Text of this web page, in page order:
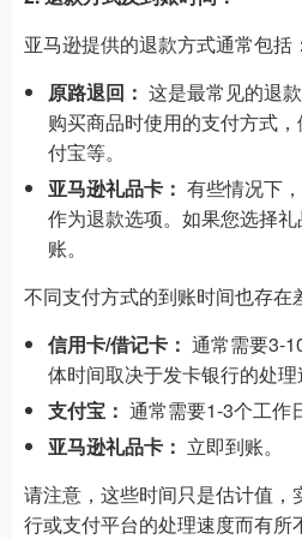
亚马逊提供的退款方式通常包括：
原路退回： 这是最常见的退
购买商品时使用的支付方式
付宝等。
亚马逊礼品卡： 有些情况下
作为退款选项。如果您选择
账。
不同支付方式的到账时间也存在
信用卡/借记卡： 通常需要3-
体时间取决于发卡银行的处理
支付宝： 通常需要1-3个工作
亚马逊礼品卡： 立即到账。
请注意，这些时间只是估计值，
行或支付平台的处理速度而有所